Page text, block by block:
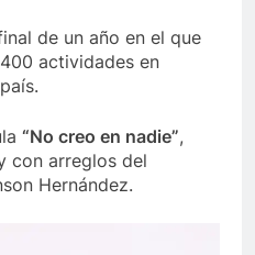
de un año en el que
actividades en
“No creo en nadie”,
con arreglos del
Hernández.